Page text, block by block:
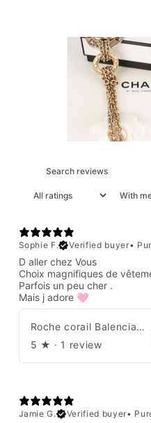
With
Sophie F.
Verified buyer•
D aller chez Vous
Choix magnifiques de
Parfois un peu cher .
Mais j adore 🩷
Roche corail Balenciaga 2006
5 ★ · 1 review
Jamie G.
Verified buyer•